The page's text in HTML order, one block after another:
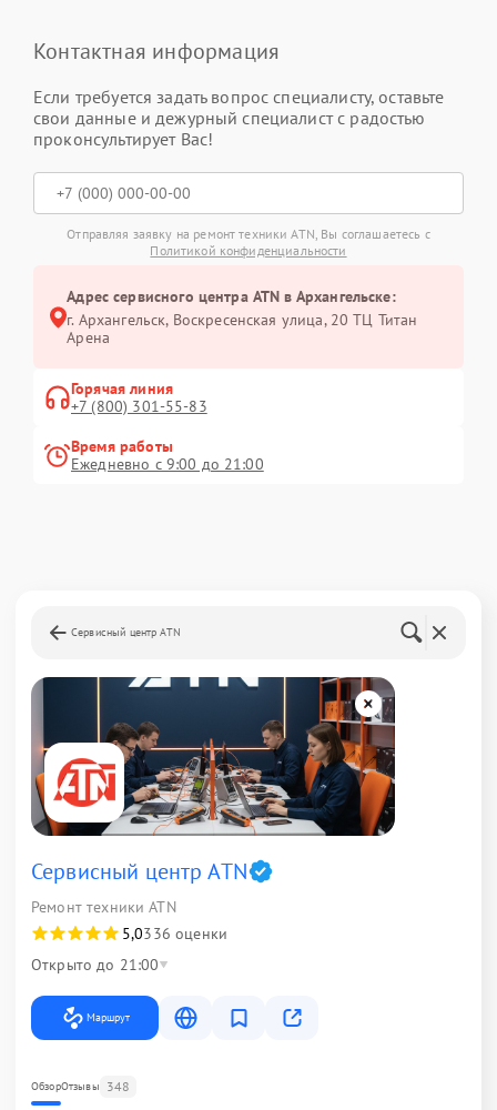
Контактная информация
Если требуется задать вопрос специалисту, оставьте
свои данные и дежурный специалист с радостью
проконсультирует Вас!
Отправляя заявку на ремонт техники ATN, Вы соглашаетесь с
Политикой конфиденциальности
Адрес сервисного центра ATN в Архангельске:
г. Архангельск, Воскресенская улица, 20 ТЦ Титан
Арена
Горячая линия
+7 (800) 301-55-83
Время работы
Ежедневно с 9:00 до 21:00
Сервисный центр ATN
Сервисный центр ATN
Ремонт техники ATN
5,0336 оценки
Открыто до 21:00
Маршрут
ОбзорОтзывы 348